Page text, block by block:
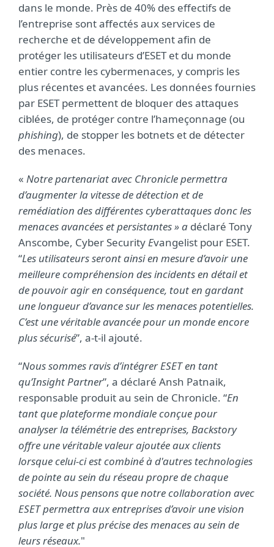
dans le monde. Près de 40% des effectifs de
l’entreprise sont affectés aux services de
recherche et de développement afin de
protéger les utilisateurs d’ESET et du monde
entier contre les cybermenaces, y compris les
plus récentes et avancées. Les données fournies
par ESET permettent de bloquer des attaques
ciblées, de protéger contre l’hameçonnage (ou
phishing), de stopper les botnets et de détecter
des menaces.
« Notre partenariat avec Chronicle permettra
d’augmenter la vitesse de détection et de
remédiation des différentes cyberattaques donc les
menaces avancées et persistantes » a déclaré Tony
Anscombe, Cyber SecurityEvangelist pour ESET.
“Les utilisateurs seront ainsi en mesure d’avoir une
meilleure compréhension des incidents en détail et
de pouvoir agir en conséquence, tout en gardant
une longueur d’avance sur les menaces potentielles.
C’est une véritable avancée pour un monde encore
plus sécurisé”, a-t-il ajouté.
“Nous sommes ravis d’intégrer ESET en tant
qu’Insight Partner”, a déclaré Ansh Patnaik,
responsable produit au sein de Chronicle. “En
tant que plateforme mondiale conçue pour
analyser la télémétrie des entreprises, Backstory
offre une véritable valeur ajoutée aux clients
lorsque celui-ci est combiné à d'autres technologies
de pointe au sein du réseau propre de chaque
société. Nous pensons que notre collaboration avec
ESET permettra aux entreprises d’avoir une vision
plus large et plus précise des menaces au sein de
leurs réseaux."